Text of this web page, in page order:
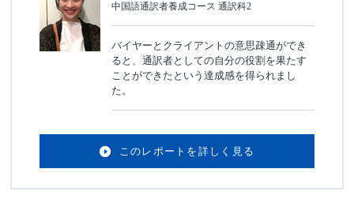
中国語通訳者養成コース 通訳科2
バイヤーとクライアントの意思疎通ができ
ると、通訳者としての自分の役割を果たす
ことができたという達成感を得られまし
た。
このレポートを詳しく見る